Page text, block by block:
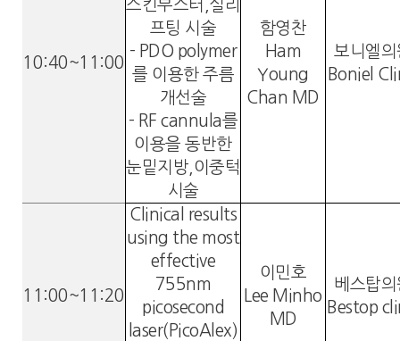
10:40~11:00
스킨부스터,실리
프팅 시술
- PDO polymer
를 이용한 주름
개선술
- RF cannula를
이용을 동반한
눈밑지방,이중턱
시술
함영찬
Ham
Young
Chan MD
보니엘의
Boniel
11:00~11:20
Clinical results
using the most
effective
755nm
picosecond
laser(PicoAlex)
이민호
Lee Minho
MD
베스탑의
Bestop